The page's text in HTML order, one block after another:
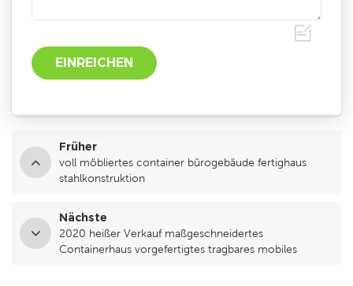
Früher
voll möbliertes container bürogebäude fertighaus
stahlkonstruktion
Nächste
2020 heißer Verkauf maßgeschneidertes
Containerhaus vorgefertigtes tragbares mobiles